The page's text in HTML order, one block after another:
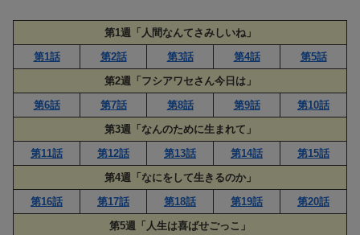
第1週「人間なんてさみしいね」
第1話
第2話 第3話 第4話
第5話
第2週「フシアワセさん今日は」
第6話
第7話 第8話 第9話
第10話
第3週「なんのために生まれて」
第11話
第12話 第13話 第14話
第15話
第4週「なにをして生きるのか」
第16話
第17話 第18話 第19話
第20話
第5週「人生は喜ばせごっこ」